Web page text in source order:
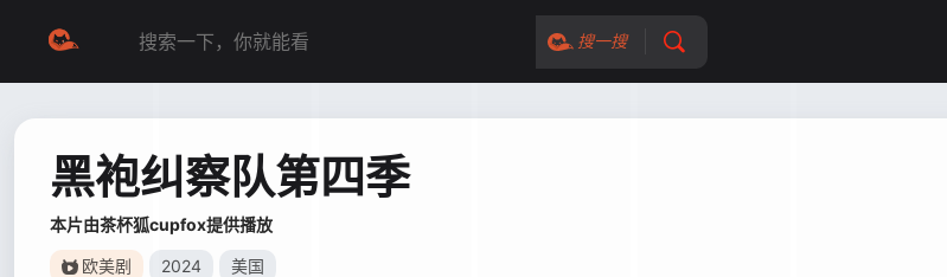
搜一搜
黑袍纠察队第四季
本片由茶杯狐cupfox提供播放
欧美剧 2024 美国